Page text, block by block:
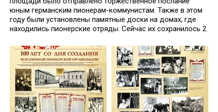
юным германским пионерам-коммунистам. Также в этом
году были установлены памятные доски на домах, где
находились пионерские отряды. Сейчас их сохранилось 2.